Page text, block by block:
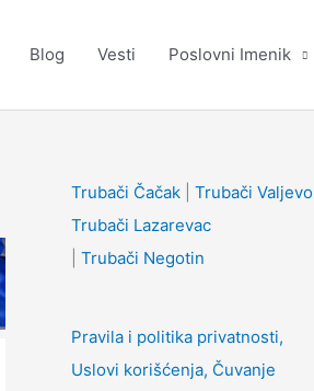
Blog Vesti Poslovni Imenik
Trubači Čačak Trubači Valjevo
Trubači Lazarevac
Trubači Negotin
Pravila i politika privatnosti,
Uslovi korišćenja, Čuvanje